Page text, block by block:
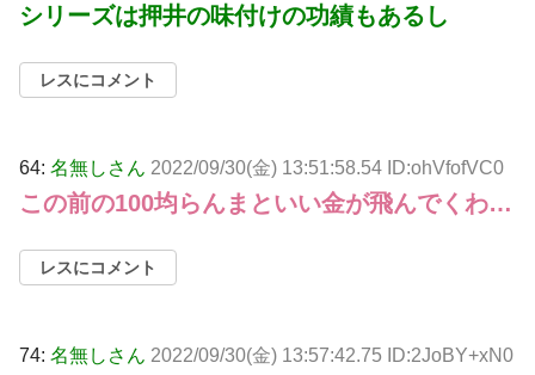
シリーズは押井の味付けの功績もあるし
レスにコメント
64: 名無しさん 2022/09/30(金) 13:51:58.54 ID:ohVfofVC0
この前の100均らんまといい金が飛んでくわ…
レスにコメント
74: 名無しさん 2022/09/30(金) 13:57:42.75 ID:2JoBY+xN0